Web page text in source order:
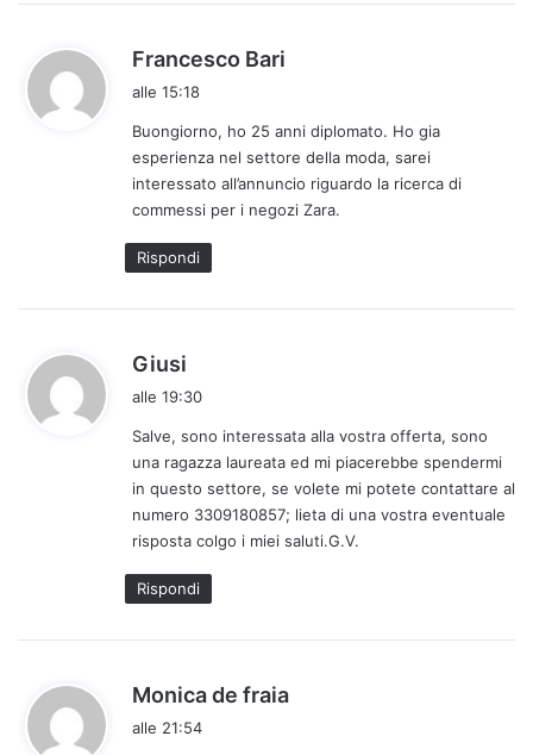
Francesco Bari
e
t
t
o
alle 15:18
Buongiorno, ho 25 anni diplomato. Ho gia
esperienza nel settore della moda, sarei
interessato all’annuncio riguardo la ricerca di
commessi per i negozi Zara.
Rispondi
Giusi
e
t
t
o
:
alle 19:30
Salve, sono interessata alla vostra offerta, sono
una ragazza laureata ed mi piacerebbe spendermi
in questo settore, se volete mi potete contattare al
numero 3309180857; lieta di una vostra eventuale
risposta colgo i miei saluti.G.V.
Rispondi
Monica de fraia
alle 21:54